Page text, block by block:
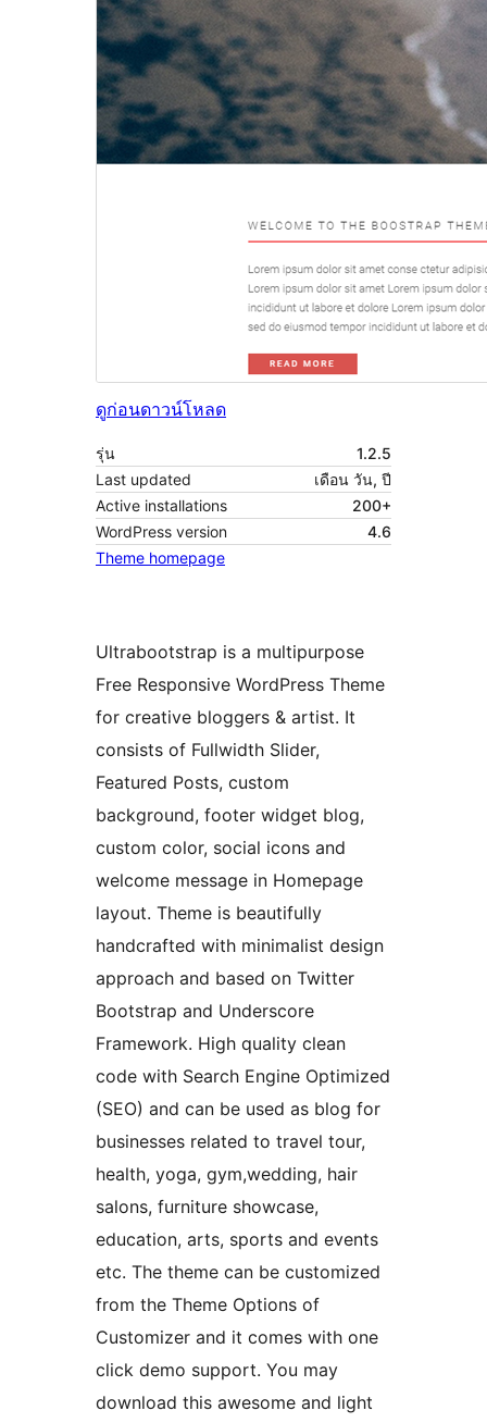
ดูก่อนดาวน์โหลด
รุ่น
1.2.5
Last updated
เดือน วัน, ปี
Active installations
200+
WordPress version
4.6
Theme homepage
Ultrabootstrap is a multipurpose
Free Responsive WordPress Theme
for creative bloggers & artist. It
consists of Fullwidth Slider,
Featured Posts, custom
background, footer widget blog,
custom color, social icons and
welcome message in Homepage
layout. Theme is beautifully
handcrafted with minimalist design
approach and based on Twitter
Bootstrap and Underscore
Framework. High quality clean
code with Search Engine Optimized
(SEO) and can be used as blog for
businesses related to travel tour,
health, yoga, gym,wedding, hair
salons, furniture showcase,
education, arts, sports and events
etc. The theme can be customized
from the Theme Options of
Customizer and it comes with one
click demo support. You may
download this awesome and light